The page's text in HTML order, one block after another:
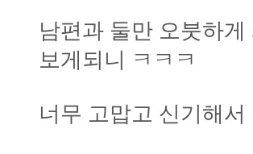
남편과 둘만 오붓하
보게되니 ㅋㅋㅋ
너무 고맙고 신기해